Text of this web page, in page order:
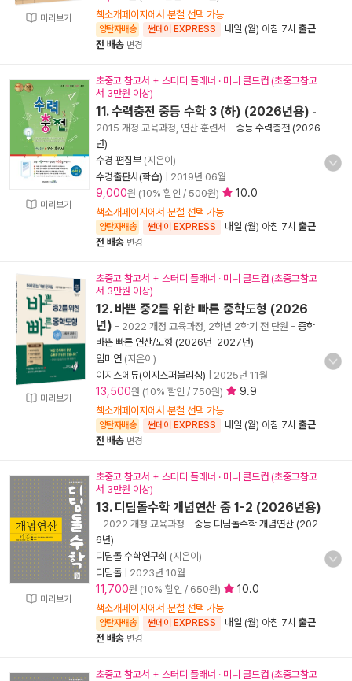
미리보기 책소개페이지에서 분철 선택 가능
양탄자배송 썬데이 EXPRESS 내일 (월) 아침 7시 출근
전 배송 변경
미리보기
초중고 참고서 + 스터디 플래너 · 미니 콜드컵 (초중고참고
서 3만원 이상)
11. 수력충전 중등 수학 3 (하) (2026년용) -
2015 개정 교육과정, 연산 훈련서 - 중등 수력충전 (2026
년)
수경 편집부 (지은이)
수경출판사(학습)
2019년 06월
9,000원 (10% 할인 / 500원) 10.0
책소개페이지에서 분철 선택 가능
양탄자배송 썬데이 EXPRESS 내일 (월) 아침 7시 출근
전 배송 변경
미리보기
초중고 참고서 + 스터디 플래너 · 미니 콜드컵 (초중고참고
서 3만원 이상)
12. 바쁜 중2를 위한 빠른 중학도형 (2026
년) - 2022 개정 교육과정, 2학년 2학기 전 단원 - 중학
바쁜 빠른 연산/도형 (2026년-2027년)
임미연 (지은이)
이지스에듀(이지스퍼블리싱)
2025년 11월
13,500원 (10% 할인 / 750원) 9.9
책소개페이지에서 분철 선택 가능
양탄자배송 썬데이 EXPRESS 내일 (월) 아침 7시 출근
전 배송 변경
미리보기
초중고 참고서 + 스터디 플래너 · 미니 콜드컵 (초중고참고
서 3만원 이상)
13. 디딤돌수학 개념연산 중 1-2 (2026년용)
- 2022 개정 교육과정 - 중등 디딤돌수학 개념연산 (202
6년)
디딤돌 수학연구회 (지은이)
디딤돌
2023년 10월
11,700원 (10% 할인 / 650원) 10.0
책소개페이지에서 분철 선택 가능
양탄자배송 썬데이 EXPRESS 내일 (월) 아침 7시 출근
전 배송 변경
초중고 참고서 + 스터디 플래너 · 미니 콜드컵 (초중고참고